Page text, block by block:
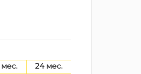
мес.
24 мес.